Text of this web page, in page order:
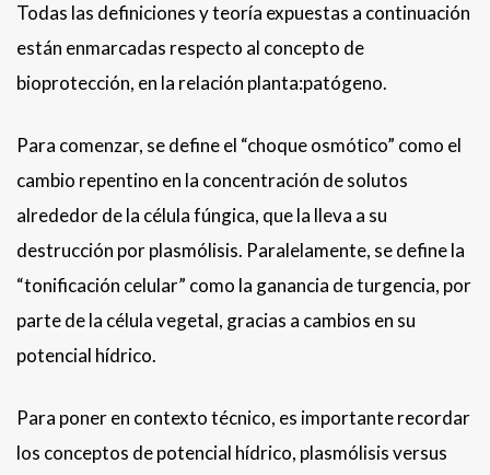
Todas las definiciones y teoría expuestas a continuación
están enmarcadas respecto al concepto de
bioprotección, en la relación planta:patógeno.
Para comenzar, se define el “choque osmótico” como el
cambio repentino en la concentración de solutos
alrededor de la célula fúngica, que la lleva a su
destrucción por plasmólisis. Paralelamente, se define la
“tonificación celular” como la ganancia de turgencia, por
parte de la célula vegetal, gracias a cambios en su
potencial hídrico.
Para poner en contexto técnico, es importante recordar
los conceptos de potencial hídrico, plasmólisis versus